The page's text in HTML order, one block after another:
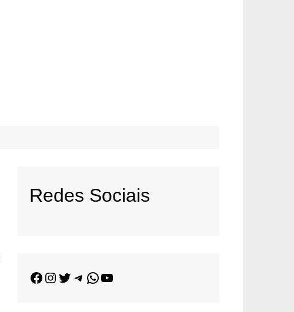
Redes Sociais